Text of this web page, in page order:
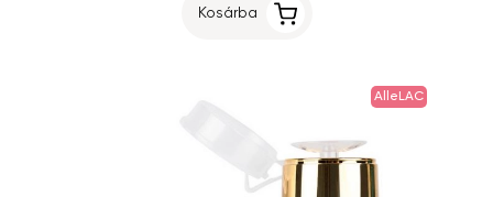
Kosárba
AlleLAC